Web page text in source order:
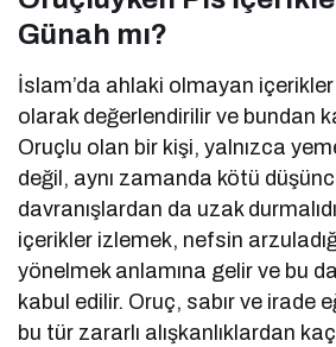
Günah mı?
İslam’da ahlaki olmayan
olarak değerlendirilir ve bundan
Oruçlu olan bir kişi, yalnızca
değil, aynı zamanda kötü
davranışlardan da uzak
içerikler izlemek, nefsin
yönelmek anlamına gelir ve bu
kabul edilir. Oruç, sabır ve irade
bu tür zararlı alışkanlıklardan